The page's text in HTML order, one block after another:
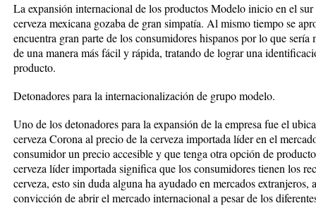
La expansión internacional de los productos Modelo inicio en el
cerveza mexicana gozaba de gran simpatía. Al mismo tiempo se
encuentra gran parte de los consumidores hispanos por lo que
de una manera más fácil y rápida, tratando de lograr una
producto.
Detonadores para la internacionalización de grupo modelo.
Uno de los detonadores para la expansión de la empresa fue el
cerveza Corona al precio de la cerveza importada líder en el
consumidor un precio accesible y que tenga otra opción de
cerveza líder importada significa que los consumidores tienen los
cerveza, esto sin duda alguna ha ayudado en mercados
convicción de abrir el mercado internacional a pesar de los